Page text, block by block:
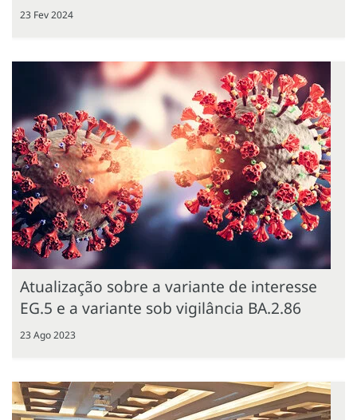
23 Fev 2024
Atualização sobre a variante de interesse
EG.5 e a variante sob vigilância BA.2.86
23 Ago 2023